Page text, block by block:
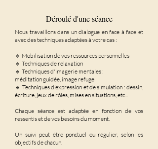
Déroulé d'une séance
Nous travaillons dans un dialogue en face à face et
avec des techniques adaptées à votre cas :
🔹 Mobilisation de vos ressources personnelles
🔹 Techniques de relaxation
🔹 Techniques d'imagerie mentales :
méditation guidée, image refuge
🔹 Techniques d'expression et de simulation : dessin,
écriture, jeux de rôles, mises en situations, etc...​
Chaque séance est adaptée en fonction de vos
ressentis et de vos besoins du moment.
Un suivi peut être ponctuel ou régulier, selon les
objectifs de chacun.